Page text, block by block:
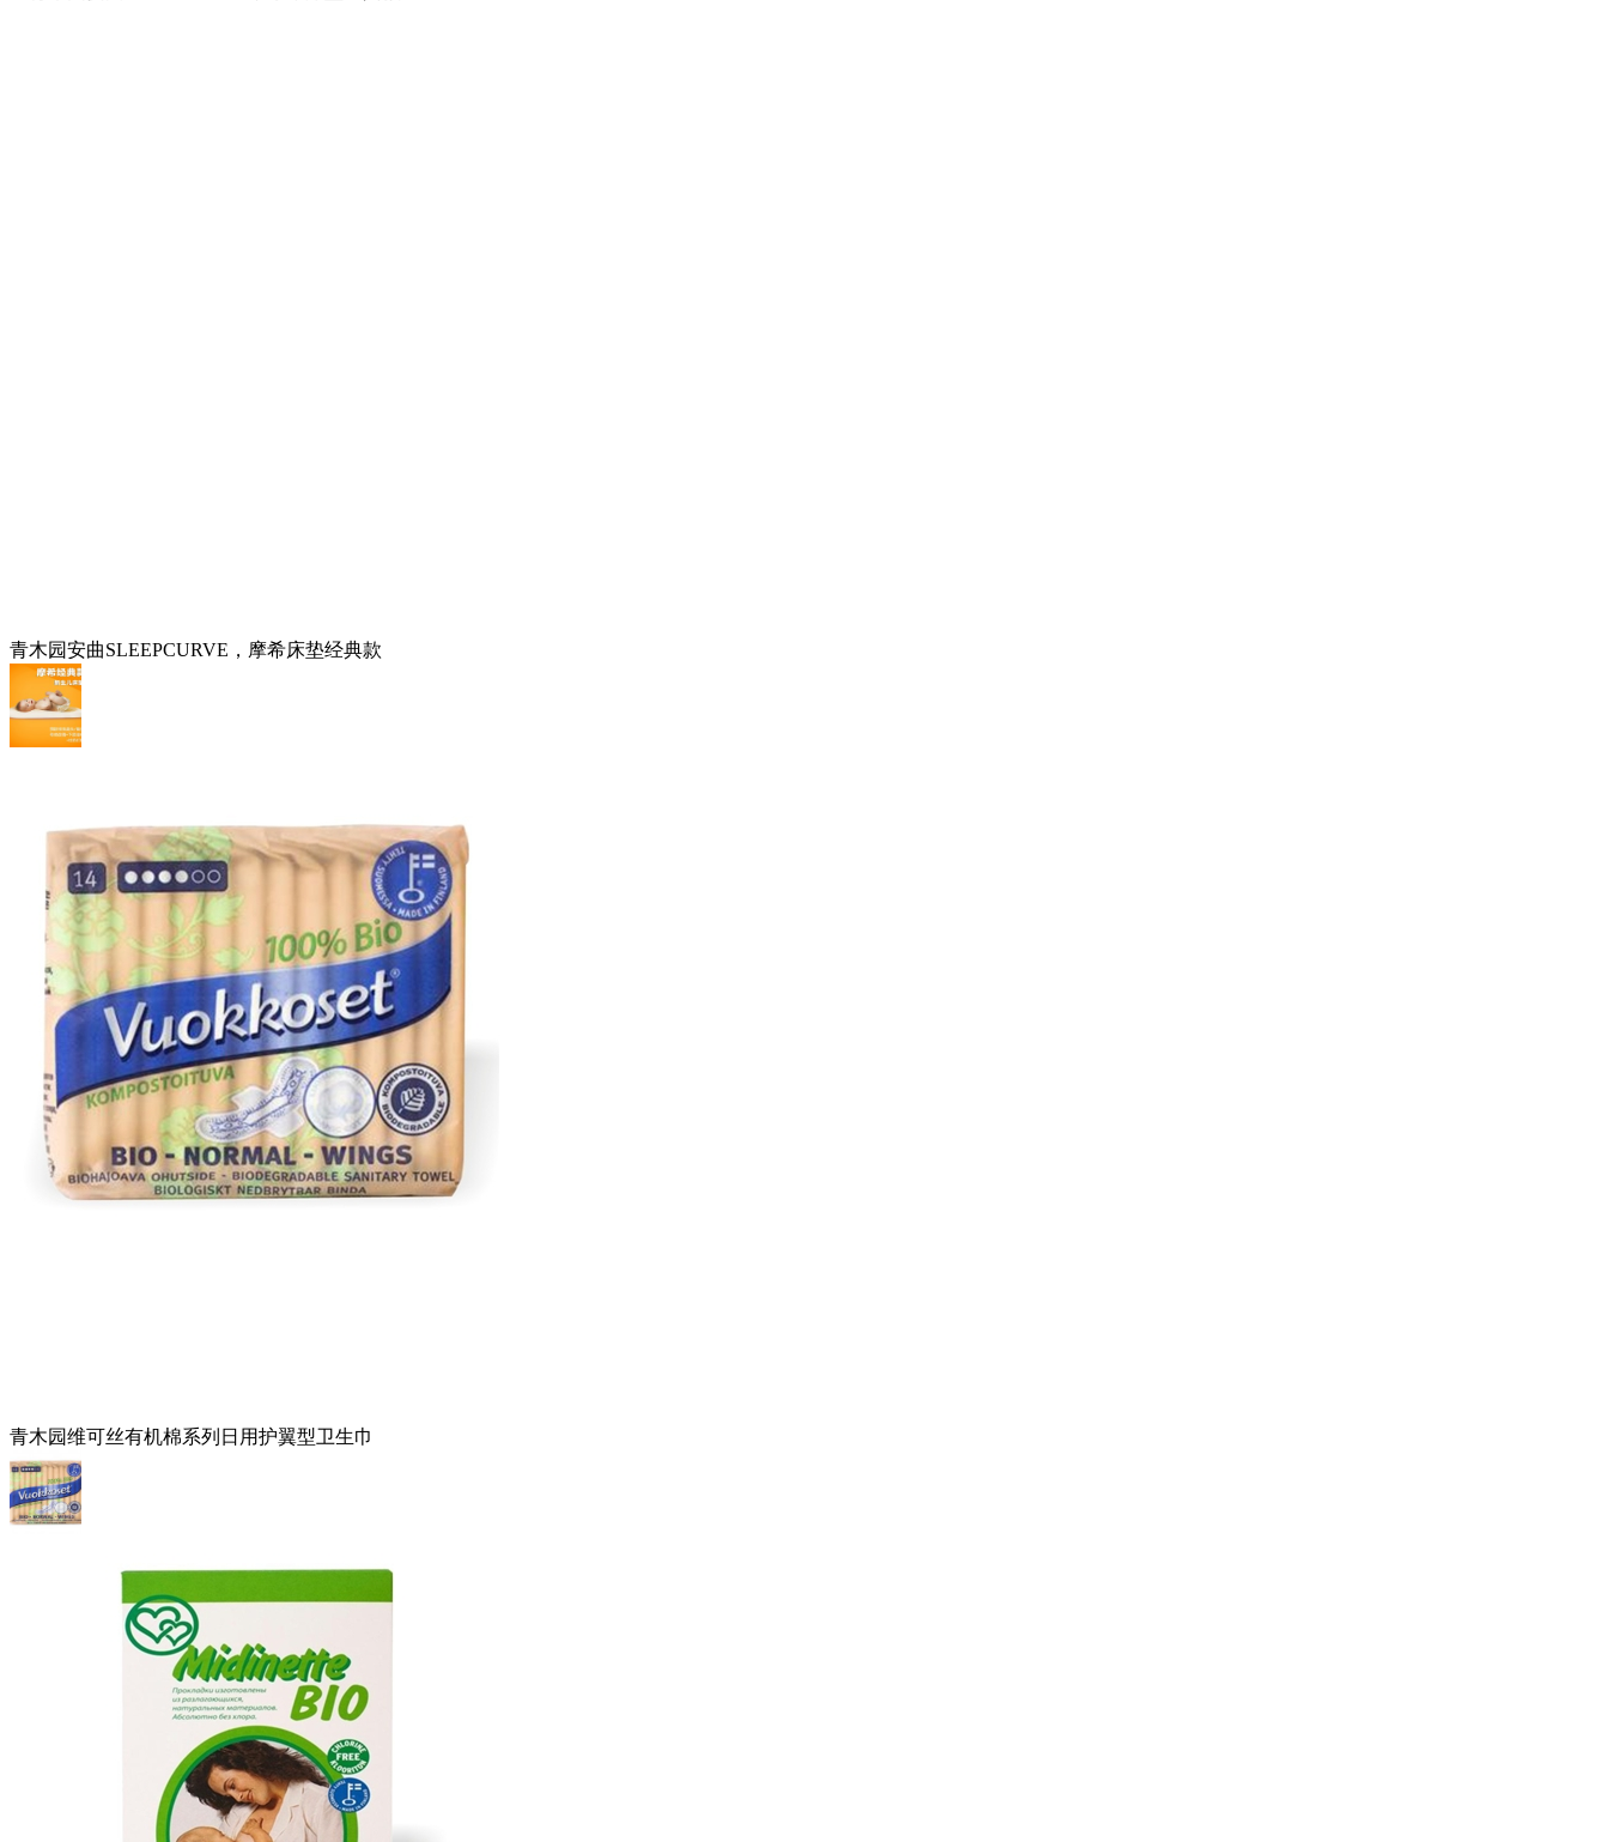
青木园安曲SLEEPCURVE，摩希床垫经典款
青木园维可丝有机棉系列日用护翼型卫生巾